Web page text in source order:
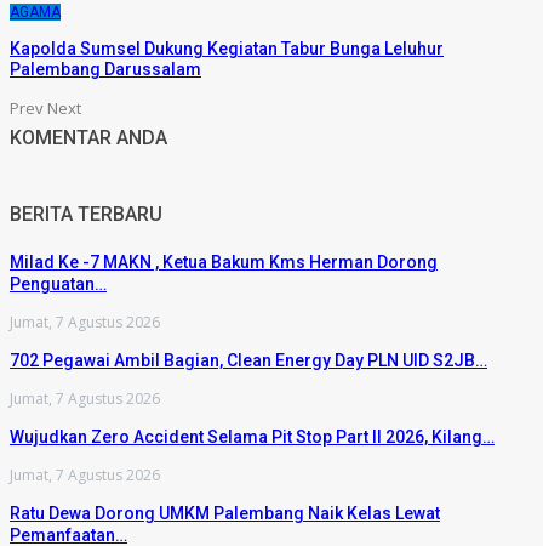
AGAMA
Kapolda Sumsel Dukung Kegiatan Tabur Bunga Leluhur
Palembang Darussalam
Prev Next
KOMENTAR ANDA
BERITA TERBARU
Milad Ke -7 MAKN , Ketua Bakum Kms Herman Dorong
Penguatan…
Jumat, 7 Agustus 2026
702 Pegawai Ambil Bagian, Clean Energy Day PLN UID S2JB…
Jumat, 7 Agustus 2026
Wujudkan Zero Accident Selama Pit Stop Part II 2026, Kilang…
Jumat, 7 Agustus 2026
Ratu Dewa Dorong UMKM Palembang Naik Kelas Lewat
Pemanfaatan…